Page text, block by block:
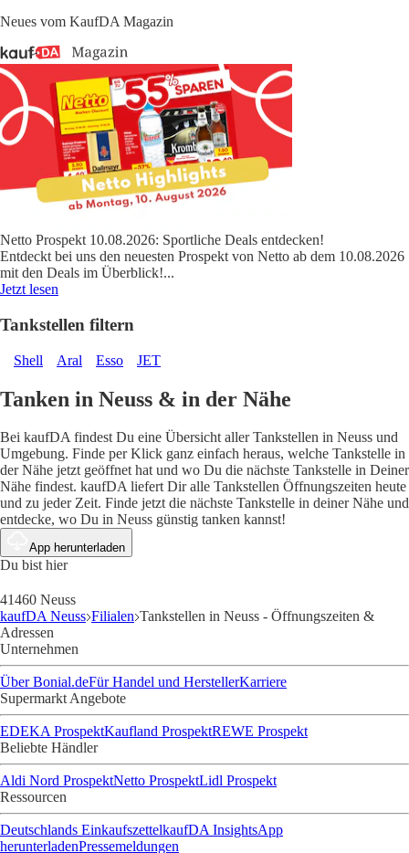
Neues vom KaufDA Magazin
Netto Prospekt 10.08.2026: Sportliche Deals entdecken!
Entdeckt bei uns den neuesten Prospekt von Netto ab dem 10.08.2026
mit den Deals im Überblick!...
Jetzt lesen
Tankstellen filtern
Shell Aral Esso JET
Tanken in Neuss & in der Nähe
Bei kaufDA findest Du eine Übersicht aller Tankstellen in Neuss und
Umgebung. Finde per Klick ganz einfach heraus, welche Tankstelle in
der Nähe jetzt geöffnet hat und wo Du die nächste Tankstelle in Deiner
Nähe findest. kaufDA liefert Dir alle Tankstellen Öffnungszeiten heute
und zu jeder Zeit. Finde jetzt die nächste Tankstelle in deiner Nähe und
entdecke, wo Du in Neuss günstig tanken kannst!
App herunterladen
Du bist hier
41460 Neuss
kaufDA Neuss Filialen Tankstellen in Neuss - Öffnungszeiten &
Adressen
Unternehmen
Über Bonial.deFür Handel und HerstellerKarriere
Supermarkt Angebote
EDEKA ProspektKaufland ProspektREWE Prospekt
Beliebte Händler
Aldi Nord ProspektNetto ProspektLidl Prospekt
Ressourcen
Deutschlands EinkaufszettelkaufDA InsightsApp
herunterladenPressemeldungen